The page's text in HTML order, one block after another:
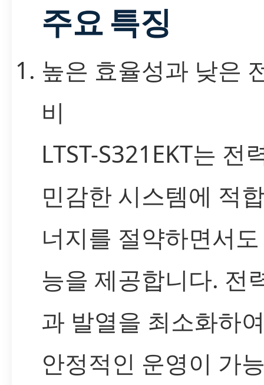
주요 특징
높은 효율성과 낮은
비
LTST-S321EKT는 전
민감한 시스템에 적
너지를 절약하면서
능을 제공합니다. 전
과 발열을 최소화하
안정적인 운영이 가